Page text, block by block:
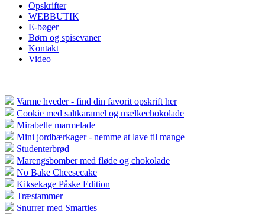
Opskrifter
WEBBUTIK
E-bøger
Børn og spisevaner
Kontakt
Video
Varme hveder - find din favorit opskrift her
Cookie med saltkaramel og mælkechokolade
Mirabelle marmelade
Mini jordbærkager - nemme at lave til mange
Studenterbrød
Marengsbomber med fløde og chokolade
No Bake Cheesecake
Kiksekage Påske Edition
Træstammer
Snurrer med Smarties